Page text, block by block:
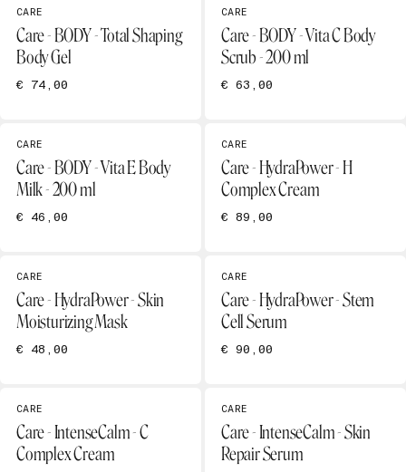
CARE
Care - BODY - Total Shaping
Body Gel
€ 74,00
CARE
Care - BODY - Vita C Body
Scrub - 200 ml
€ 63,00
CARE
Care - BODY - Vita E Body
Milk - 200 ml
€ 46,00
CARE
Care - HydraPower - H
Complex Cream
€ 89,00
CARE
Care - HydraPower - Skin
Moisturizing Mask
€ 48,00
CARE
Care - HydraPower - Stem
Cell Serum
€ 90,00
CARE
Care - IntenseCalm - C
Complex Cream
CARE
Care - IntenseCalm - Skin
Repair Serum